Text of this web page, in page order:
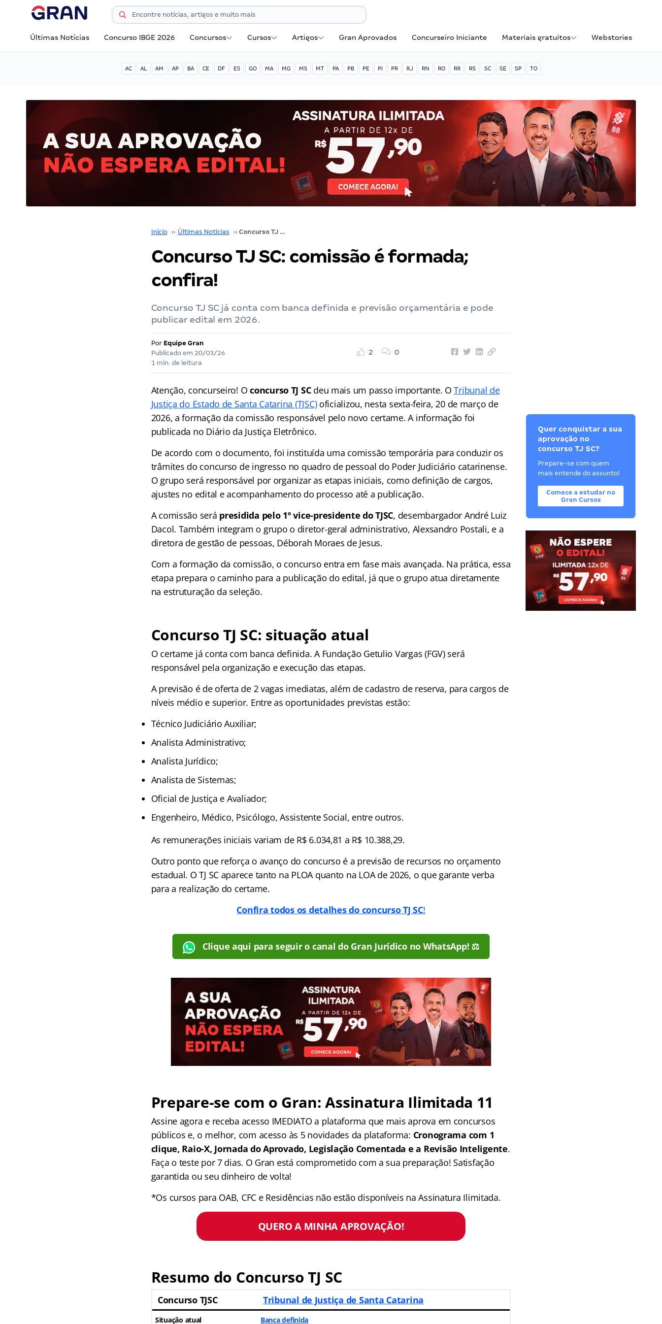
Últimas Notícias Concurso IBGE 2026 Concursos Cursos Artigos Gran Aprovados Concurseiro Iniciante Materiais gratuitos Webstories
AC AL AM AP BA CE DF ES GO MA MG MS MT PA PB PE PI PR RJ RN RO RR RS SC SE SP TO
Início ›› Últimas Notícias ›› Concurso TJ SC: comissão é formada; confira!
Concurso TJ SC: comissão é formada;
confira!
Concurso TJ SC já conta com banca definida e previsão orçamentária e pode
publicar edital em 2026.
Por Equipe Gran
Publicado em 20/03/26
1 min. de leitura
2 0
Atenção, concurseiro! Oconcurso TJ SC deu mais um passo importante. OTribunal de
Justiça do Estado de Santa Catarina (TJSC)oficializou, nesta sexta-feira, 20 de março de
2026, a formação da comissão responsável pelo novo certame. A informação foi
publicada no Diário da Justiça Eletrônico.
De acordo com o documento, foi instituída uma comissão temporária para conduzir os
trâmites do concurso de ingresso no quadro de pessoal do Poder Judiciário catarinense.
O grupo será responsável por organizar as etapas iniciais, como definição de cargos,
ajustes no edital e acompanhamento do processo até a publicação.
A comissão será presidida pelo 1º vice-presidente do TJSC, desembargador André Luiz
Dacol. Também integram o grupo o diretor-geral administrativo, Alexsandro Postali, e a
diretora de gestão de pessoas, Déborah Moraes de Jesus.
Com a formação da comissão, o concurso entra em fase mais avançada. Na prática, essa
etapa prepara o caminho para a publicação do edital, já que o grupo atua diretamente
na estruturação da seleção.
Concurso TJ SC: situação atual
O certame já conta com banca definida. A Fundação Getulio Vargas (FGV) será
responsável pela organização e execução das etapas.
A previsão é de oferta de 2 vagas imediatas, além de cadastro de reserva, para cargos de
níveis médio e superior. Entre as oportunidades previstas estão:
Técnico Judiciário Auxiliar;
Analista Administrativo;
Analista Jurídico;
Analista de Sistemas;
Oficial de Justiça e Avaliador;
Engenheiro, Médico, Psicólogo, Assistente Social, entre outros.
As remunerações iniciais variam de R$ 6.034,81 a R$ 10.388,29.
Outro ponto que reforça o avanço do concurso é a previsão de recursos no orçamento
estadual. O TJ SC aparece tanto na PLOA quanto na LOA de 2026, o que garante verba
para a realização do certame.
Confira todos os detalhes do concurso TJ SC!
Clique aqui para seguir o canal do Gran Jurídico no WhatsApp! ⚖️
Prepare-se com o Gran: Assinatura Ilimitada 11
Assine agora e receba acesso IMEDIATO a plataforma que mais aprova em concursos
públicos e, o melhor, com acesso às 5 novidades da plataforma: Cronograma com 1
clique, Raio-X, Jornada do Aprovado, Legislação Comentada e a Revisão Inteligente.
Faça o teste por 7 dias. O Gran está comprometido com a sua preparação! Satisfação
garantida ou seu dinheiro de volta!
*Os cursos para OAB, CFC e Residências não estão disponíveis na Assinatura Ilimitada.
QUERO A MINHA APROVAÇÃO!
Resumo do Concurso TJ SC
Concurso TJSC Tribunal de Justiça de Santa Catarina
Situação atual Banca definida
Quer conquistar a sua
aprovação no
concurso TJ SC?
Prepare-se com quem
mais entende do assunto!
Comece a estudar no
Gran Cursos